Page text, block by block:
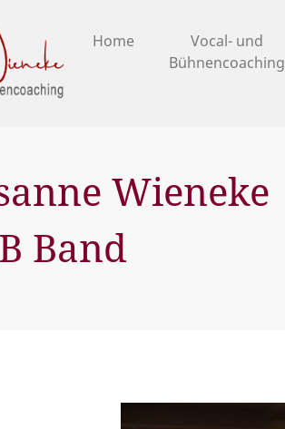
Home
Vocal- und
Bühnencoaching
Wieneke
Band